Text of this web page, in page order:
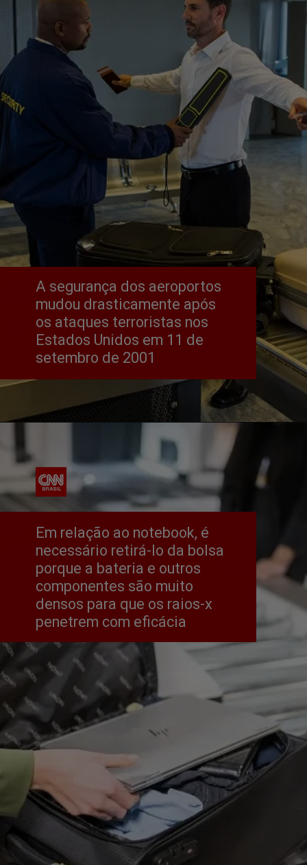
A segurança dos aeroportos
mudou drasticamente após
os ataques terroristas nos
Estados Unidos em 11 de
setembro de 2001
Em relação ao notebook, é
necessário retirá-lo da bolsa
porque a bateria e outros
componentes são muito
densos para que os raios-x
penetrem com eficácia